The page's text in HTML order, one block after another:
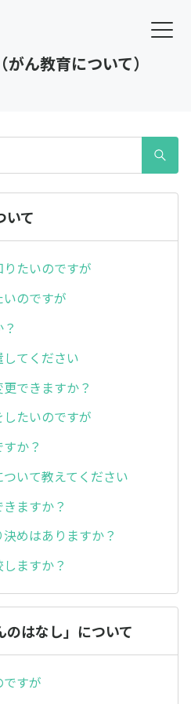
ん教育について）
いて
たいのですが
のですが
てください
できますか？
たいのですが
か？
いて教えてください
ますか？
めはありますか？
ますか？
はなし」について
すが